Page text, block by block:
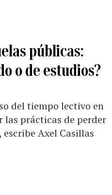
públicas:
o de estudios?
del tiempo lectivo en
las prácticas de perder
Axel Casillas